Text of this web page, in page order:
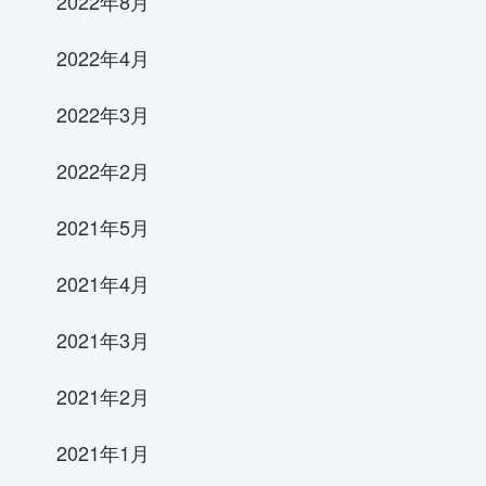
2022年4月
2022年3月
2022年2月
2021年5月
2021年4月
2021年3月
2021年2月
2021年1月